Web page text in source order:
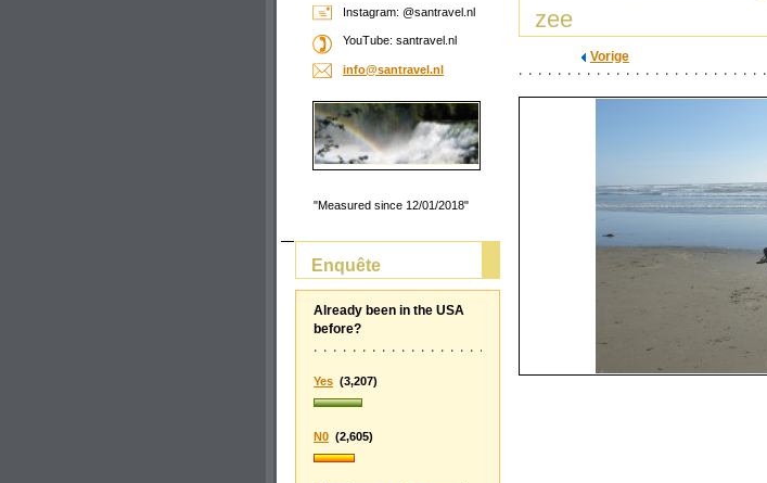
zee
Vorige
Instagram: @santravel.nl
YouTube: santravel.nl
info@santravel.nl
"Measured since 12/01/2018"
Enquête
Already been in the USA
before?
Yes (3,207)
N0 (2,605)